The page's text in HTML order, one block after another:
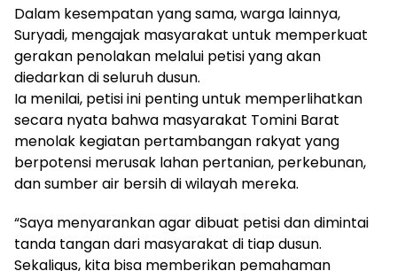
Dalam kesempatan yang sama, warga lainnya,
Suryadi, mengajak masyarakat untuk memperkuat
gerakan penolakan melalui petisi yang akan
diedarkan di seluruh dusun.
Ia menilai, petisi ini penting untuk memperlihatkan
secara nyata bahwa masyarakat Tomini Barat
menolak kegiatan pertambangan rakyat yang
berpotensi merusak lahan pertanian, perkebunan,
dan sumber air bersih di wilayah mereka.
“Saya menyarankan agar dibuat petisi dan dimintai
tanda tangan dari masyarakat di tiap dusun.
Sekaligus, kita bisa memberikan pemahaman